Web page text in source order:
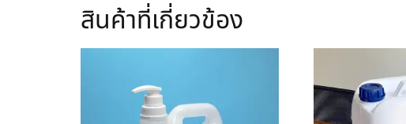
สินค้าที่เกี่ยวข้อง